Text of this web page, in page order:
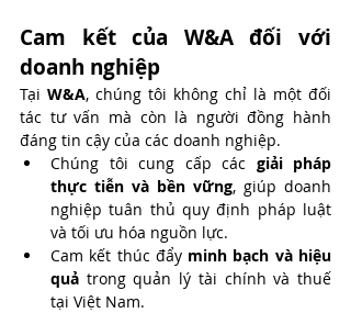
Cam kết của W&A đối với
doanh nghiệp
Tại W&A, chúng tôi không chỉ là một đối
tác tư vấn mà còn là người đồng hành
đáng tin cậy của các doanh nghiệp.
Chúng tôi cung cấp các giải pháp
thực tiễn và bền vững, giúp doanh
nghiệp tuân thủ quy định pháp luật
và tối ưu hóa nguồn lực.
Cam kết thúc đẩy minh bạch và hiệu
quả trong quản lý tài chính và thuế
tại Việt Nam.